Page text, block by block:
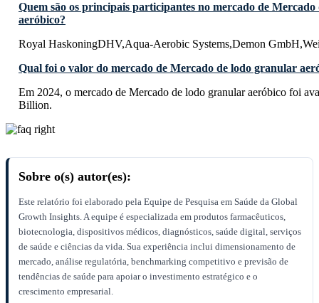
Quem são os principais participantes no mercado de
aeróbico?
Royal HaskoningDHV,Aqua-Aerobic Systems,Demon
Qual foi o valor do mercado de Mercado de lodo granular
Em 2024, o mercado de Mercado de lodo granular aeróbico foi
Billion.
Sobre o(s) autor(es):
Este relatório foi elaborado pela Equipe de Pesquisa em Saúde da Global
Growth Insights. A equipe é especializada em produtos farmacêuticos,
biotecnologia, dispositivos médicos, diagnósticos, saúde digital, serviços
de saúde e ciências da vida. Sua experiência inclui dimensionamento de
mercado, análise regulatória, benchmarking competitivo e previsão de
tendências de saúde para apoiar o investimento estratégico e o
crescimento empresarial.